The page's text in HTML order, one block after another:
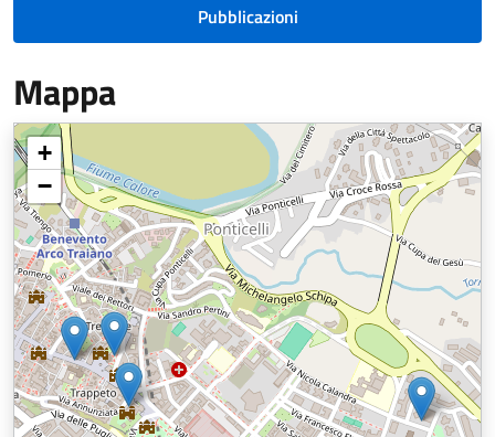
Pubblicazioni
Mappa
+
−